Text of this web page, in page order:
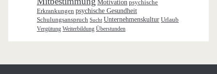
Motivation psychische
Erkrankungen psychische Gesundheit
Schulungsanspruch Sucht Unternehmenskultur Urlaub
Vergütung Weiterbildung Überstunden